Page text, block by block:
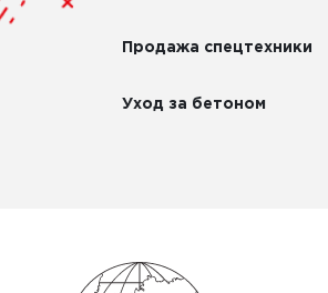
Продажа спецтехники
Уход за бетоном